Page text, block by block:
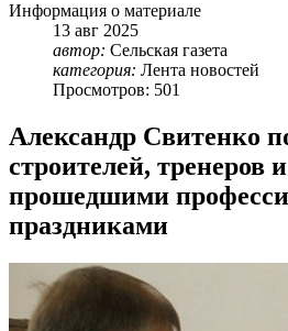
Информация о материале
13 авг 2025
автор: Сельская газета
категория: Лента новостей
Просмотров: 501
Александр Свитенко
строителей, тренеров
прошедшими
праздниками